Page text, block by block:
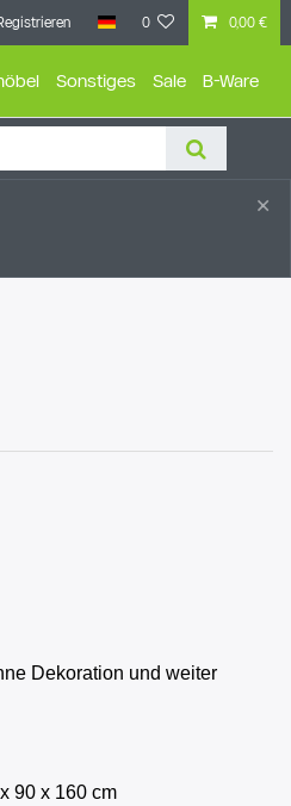
0 0,00 €
Sonstiges Sale B-Ware
×
Dekoration und weiter
90 x 160 cm